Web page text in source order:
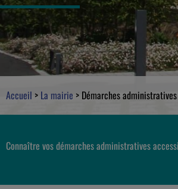
Accueil > La mairie > Démarches administratives
Connaître vos démarches administratives